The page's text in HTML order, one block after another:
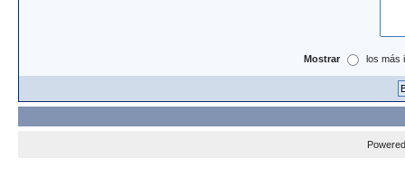
Mostrar los más